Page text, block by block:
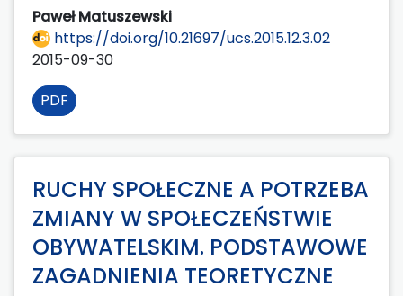
Paweł Matuszewski
https://doi.org/10.21697/ucs.2015.12.3.02
2015-09-30
PDF
RUCHY SPOŁECZNE A POTRZEBA
ZMIANY W SPOŁECZEŃSTWIE
OBYWATELSKIM. PODSTAWOWE
ZAGADNIENIA TEORETYCZNE